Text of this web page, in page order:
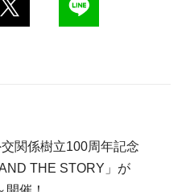
関係樹立100周年記念
THE STORY」が